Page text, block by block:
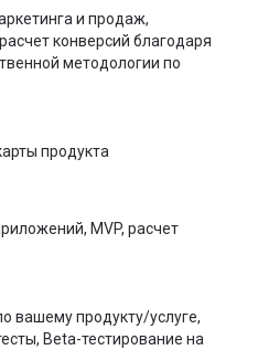
и продаж,
конверсий благодаря
методологии по
продукта
MVP, расчет
вашему продукту/услуге,
Beta-тестирование на